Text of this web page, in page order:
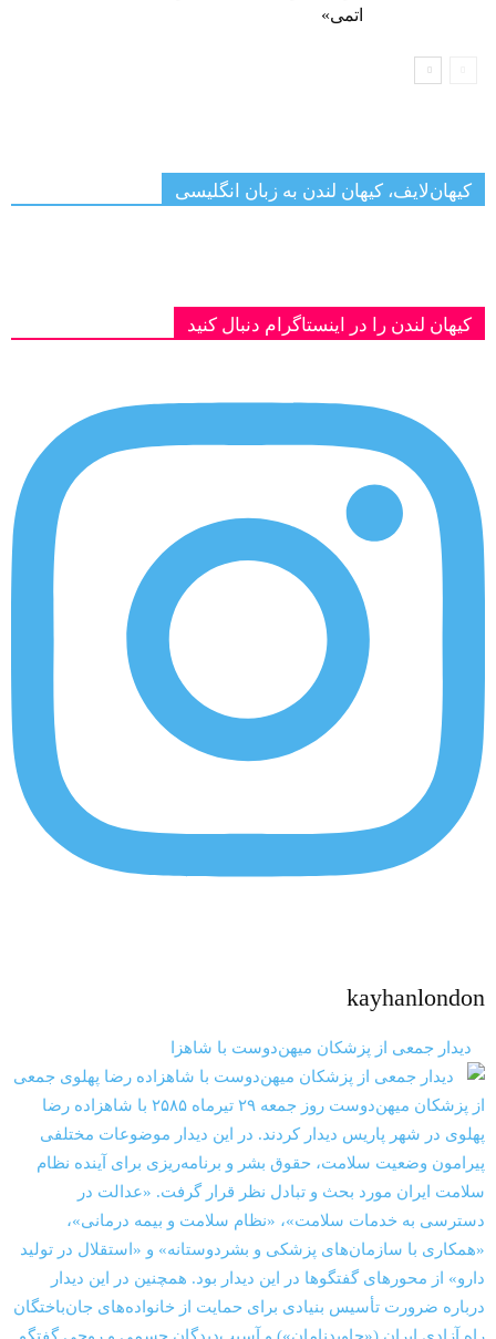
اتمی»
کیهان‌لایف، کیهان لندن به زبان انگلیسی
کیهان لندن را در اینستاگرام دنبال کنید
kayhanlondon
‏‏‏ ‏‏ ‏ دیدار جمعی از پزشکان میهن‌‎دوست با شاهزا